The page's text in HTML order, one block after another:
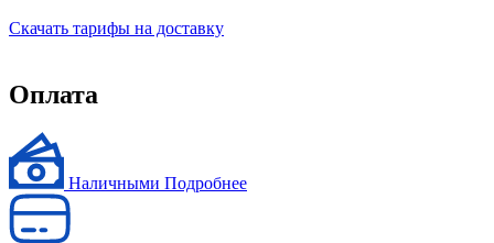
Скачать тарифы на доставку
Оплата
Наличными Подробнее